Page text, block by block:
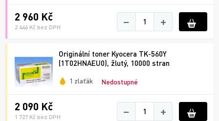
2 960 Kč
2 446 Kč bez DPH − +
Originální toner Kyocera TK-560Y
(1T02HNAEU0), žlutý, 10000 stran
1 zlaťák Nedostupné
2 090 Kč
1 727 Kč bez DPH − +